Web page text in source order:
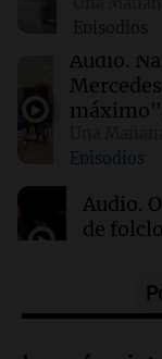
este
Clima
Clima en
Episodios
Audio.
Episodios
Audio.
de
Audio.